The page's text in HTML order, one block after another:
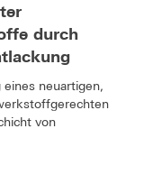
durch
neuartigen,
von